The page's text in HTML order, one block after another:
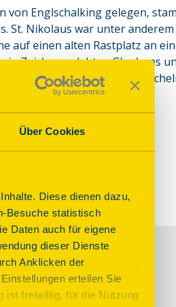
Über Cookies
Diese dienen dazu,
Besuche statistisch
Daten auch für eigene
dieser Dienste
Anklicken der
erteilen Sie
ist freiwillig, für die Nutzung
Englschalking gelegen,
St. Nikolaus war unter
auf einen alten Rastplatz an
Zeichen gelebten Glaubens
das kleine Kircherl